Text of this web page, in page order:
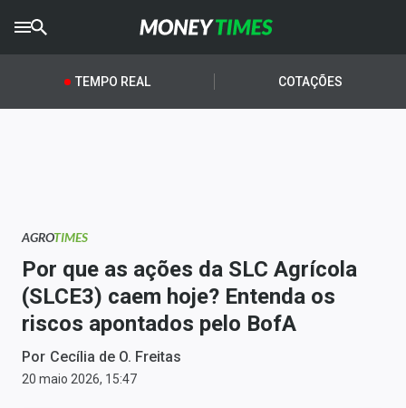
CRYPTOTIMES
AGROTIMES
Newsletters
Money Trader
Anuncie
Últimas Notícias
TEMPO REAL COTAÇÕES
AGROTIMES
Por que as ações da SLC Agrícola
(SLCE3) caem hoje? Entenda os
riscos apontados pelo BofA
Por Cecília de O. Freitas
20 maio 2026, 15:47